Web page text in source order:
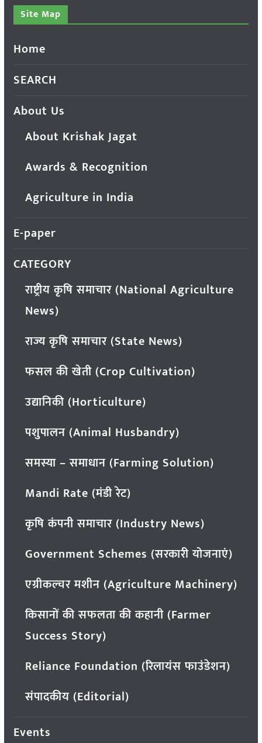
Site Map
Home
SEARCH
About Us
About Krishak Jagat
Awards & Recognition
Agriculture in India
E-paper
CATEGORY
राष्ट्रीय कृषि समाचार (National Agriculture
News)
राज्य कृषि समाचार (State News)
फसल की खेती (Crop Cultivation)
उद्यानिकी (Horticulture)
पशुपालन (Animal Husbandry)
समस्या – समाधान (Farming Solution)
Mandi Rate (मंडी रेट)
कृषि कंपनी समाचार (Industry News)
Government Schemes (सरकारी योजनाएं)
एग्रीकल्चर मशीन (Agriculture Machinery)
किसानों की सफलता की कहानी (Farmer
Success Story)
Reliance Foundation (रिलायंस फाउंडेशन)
संपादकीय (Editorial)
Events